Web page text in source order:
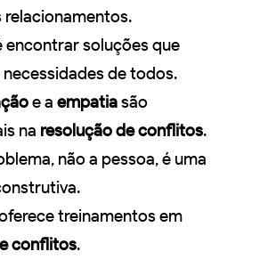
relacionamentos.
encontrar soluções que
de todos.
e a empatiasão
na resolução de conflitos.
não a pessoa, é uma
treinamentos em
conflitos.